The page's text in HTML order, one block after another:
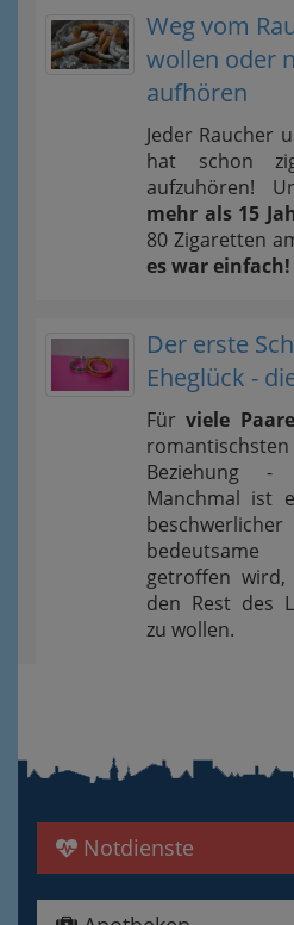
Weg vom
wollen oder
aufhören
Jeder Raucher
hat schon
aufzuhören!
mehr als 15
80 Zigaretten
es war einfach!
Der erste
Eheglück -
Fürviele Paare
Beziehung -
Manchmal ist
getroffen
den Rest des
zu wollen.
Notdienste